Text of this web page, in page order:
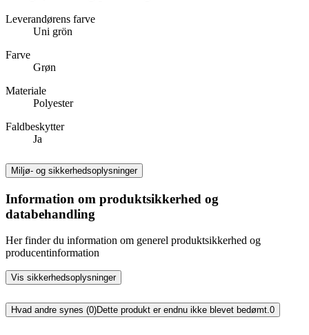
Leverandørens farve
Uni grön
Farve
Grøn
Materiale
Polyester
Faldbeskytter
Ja
Miljø- og sikkerhedsoplysninger
Information om produktsikkerhed og
databehandling
Her finder du information om generel produktsikkerhed og
producentinformation
Vis sikkerhedsoplysninger
Hvad andre synes (0)Dette produkt er endnu ikke blevet bedømt.0